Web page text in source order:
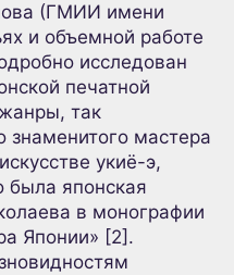
(ГМИИ имени
и объемной работе
исследован
печатной
так
знаменитого мастера
укиё-э,
была японская
в монографии
Японии» [2].